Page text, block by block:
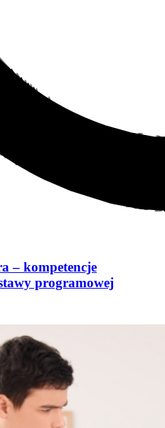
– kompetencje
programowej